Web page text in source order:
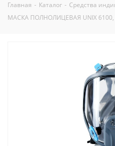
Главная - Каталог - Средства
МАСКА ПОЛНОЛИЦЕВАЯ UNIX